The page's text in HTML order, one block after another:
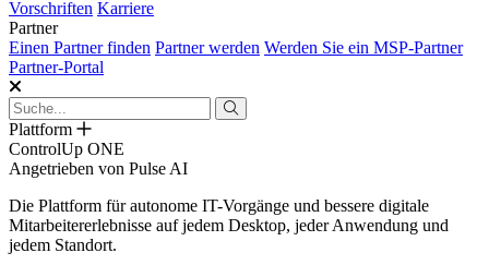
Vorschriften Karriere
Partner
Einen Partner finden Partner werden Werden Sie ein MSP-Partner
Partner-Portal
Plattform
ControlUp ONE
Angetrieben von Pulse AI
Die Plattform für autonome IT-Vorgänge und bessere digitale
Mitarbeitererlebnisse auf jedem Desktop, jeder Anwendung und
jedem Standort.